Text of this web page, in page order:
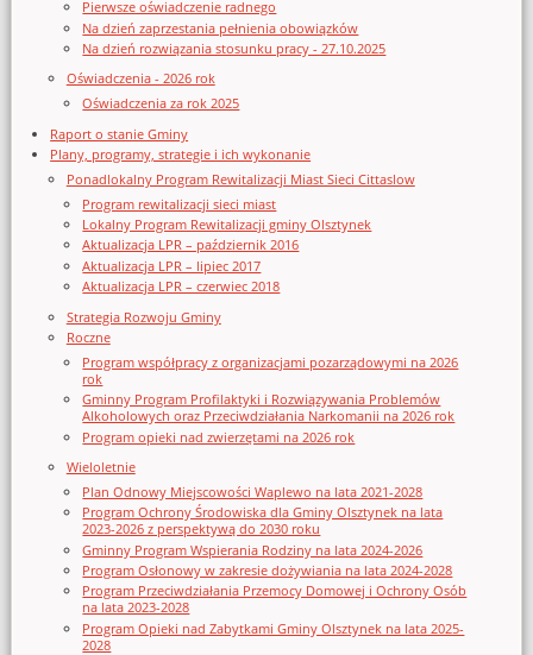
Pierwsze oświadczenie radnego
Na dzień zaprzestania pełnienia obowiązków
Na dzień rozwiązania stosunku pracy - 27.10.2025
Oświadczenia - 2026 rok
Oświadczenia za rok 2025
Raport o stanie Gminy
Plany, programy, strategie i ich wykonanie
Ponadlokalny Program Rewitalizacji Miast Sieci Cittaslow
Program rewitalizacji sieci miast
Lokalny Program Rewitalizacji gminy Olsztynek
Aktualizacja LPR – październik 2016
Aktualizacja LPR – lipiec 2017
Aktualizacja LPR – czerwiec 2018
Strategia Rozwoju Gminy
Roczne
Program współpracy z organizacjami pozarządowymi na 2026
rok
Gminny Program Profilaktyki i Rozwiązywania Problemów
Alkoholowych oraz Przeciwdziałania Narkomanii na 2026 rok
Program opieki nad zwierzętami na 2026 rok
Wieloletnie
Plan Odnowy Miejscowości Waplewo na lata 2021-2028
Program Ochrony Środowiska dla Gminy Olsztynek na lata
2023-2026 z perspektywą do 2030 roku
Gminny Program Wspierania Rodziny na lata 2024-2026
Program Osłonowy w zakresie dożywiania na lata 2024-2028
Program Przeciwdziałania Przemocy Domowej i Ochrony Osób
na lata 2023-2028
Program Opieki nad Zabytkami Gminy Olsztynek na lata 2025-
2028